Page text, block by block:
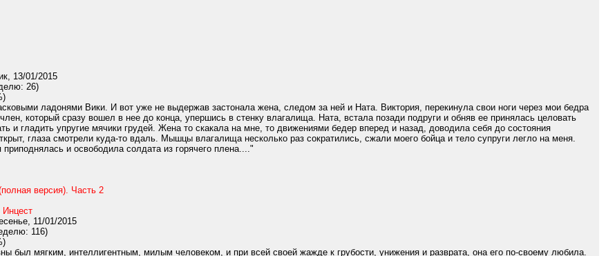
13/01/2015
26)
ладонями Вики. И вот уже не выдержав застонала жена, следом за ней и Ната. Виктория, перекинула свои ноги через мои бедра
который сразу вошел в нее до конца, упершись в стенку влагалища. Ната, встала позади подруги и обняв ее принялась целовать
и гладить упругие мячики грудей. Жена то скакала на мне, то движениями бедер вперед и назад, доводила себя до состояния
глаза смотрели куда-то вдаль. Мышцы влагалища несколько раз сократились, сжали моего бойца и тело супруги легло на меня.
и освободила солдата из горячего плена...."
версия). Часть 2
Инцест
11/01/2015
116)
был мягким, интеллигентным, милым человеком, и при всей своей жажде к грубости, унижения и разврата, она его по-своему любила.